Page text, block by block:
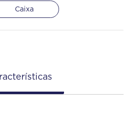
Caixa